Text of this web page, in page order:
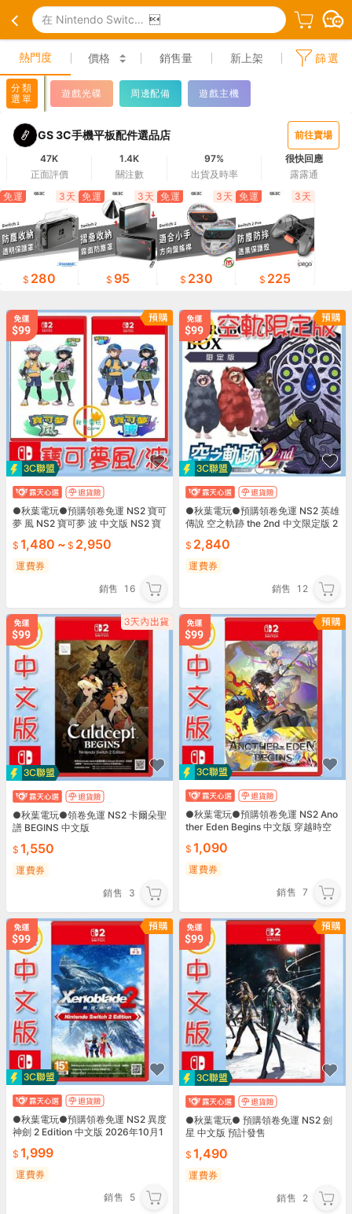
在 Nintendo Switch 2(NS2) 中搜尋 
熱門度 價格 銷售量 新上架 篩選
分類
選單
遊戲光碟 周邊配備 遊戲主機
GS 3C手機平板配件選品店
前往賣場
47K
正面評價
1.4K
關注數
97%
出貨及時率
很快回應
露露通
免運
3天
280
免運 3天
95
免運 3天
230
免運 3天
225
●秋葉電玩●預購領卷免運 NS2 寶可
夢 風 NS2 寶可夢 波 中文版 NS2 寶
1,480 ~ 2,950
運費券
銷售 16
●秋葉電玩●預購領卷免運 NS2 英雄
傳說 空之軌跡 the 2nd 中文限定版 2
2,840
運費券
銷售 12
●秋葉電玩●領卷免運 NS2 卡爾朵聖
譜 BEGINS 中文版
1,550
運費券
銷售
3
●秋葉電玩●預購領卷免運 NS2 Ano
ther Eden Begins 中文版 穿越時空
1,090
運費券
銷售 7
●秋葉電玩●預購領卷免運 NS2 異度
神劍 2 Edition 中文版 2026年10月1
1,999
運費券
銷售
5
●秋葉電玩● 預購領卷免運 NS2 劍
星 中文版 預計發售
1,490
運費券
銷售
2